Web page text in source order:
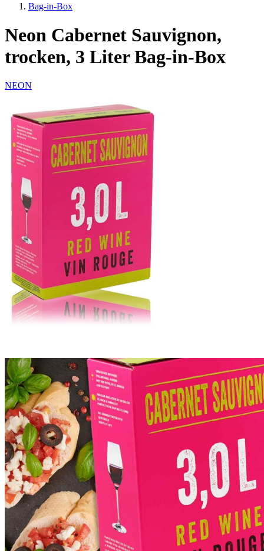
Bag-in-Box
Neon Cabernet Sauvignon,
trocken, 3 Liter Bag-in-Box
NEON